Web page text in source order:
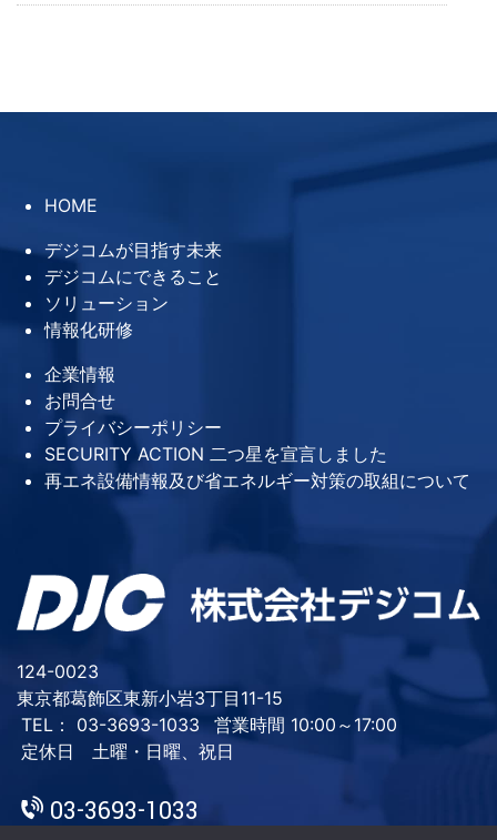
HOME
デジコムが目指す未来
デジコムにできること
ソリューション
情報化研修
企業情報
お問合せ
プライバシーポリシー
SECURITY ACTION 二つ星を宣言しました
再エネ設備情報及び省エネルギー対策の取組について
124-0023
東京都葛飾区東新小岩3丁目11-15
TEL： 03-3693-1033
営業時間 10:00～17:00
定休日 土曜・日曜、祝日
03-3693-1033